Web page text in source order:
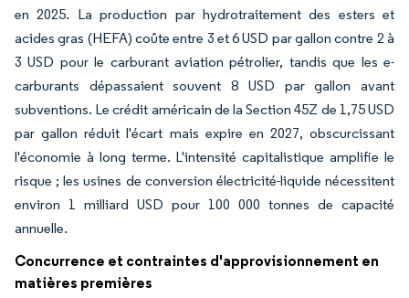
en 2025. La production par hydrotraitement des esters et
acides gras (HEFA) coûte entre 3 et 6 USD par gallon contre 2 à
3 USD pour le carburant aviation pétrolier, tandis que les e-
carburants dépassaient souvent 8 USD par gallon avant
subventions. Le crédit américain de la Section 45Z de 1,75 USD
par gallon réduit l'écart mais expire en 2027, obscurcissant
l'économie à long terme. L'intensité capitalistique amplifie le
risque ; les usines de conversion électricité-liquide nécessitent
environ 1 milliard USD pour 100 000 tonnes de capacité
annuelle.
Concurrence et contraintes d'approvisionnement en
matières premières